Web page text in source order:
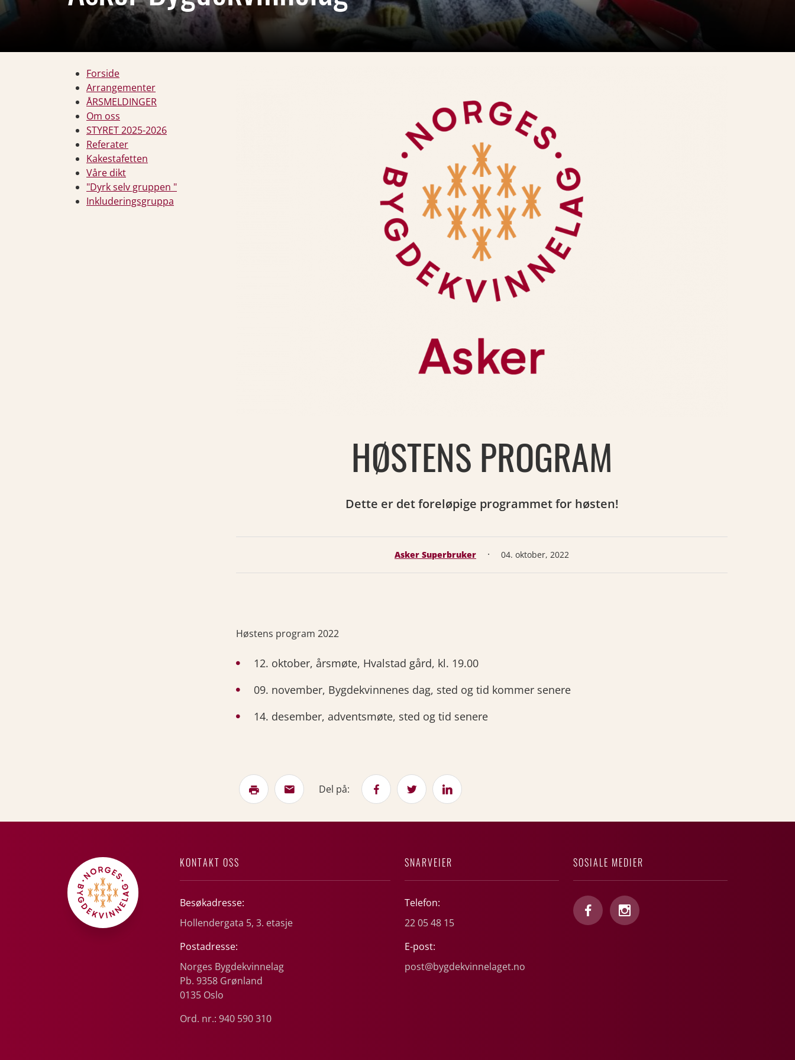
Forside
Arrangementer
ÅRSMELDINGER
Om oss
STYRET 2025-2026
Referater
Kakestafetten
Våre dikt
"Dyrk selv gruppen "
Inkluderingsgruppa
HØSTENS PROGRAM
Dette er det foreløpige programmet for høsten!
Asker Superbruker · 04. oktober, 2022
Høstens program 2022
12. oktober, årsmøte, Hvalstad gård, kl. 19.00
09. november, Bygdekvinnenes dag, sted og tid kommer senere
14. desember, adventsmøte, sted og tid senere
Del på:
KONTAKT OSS
Besøkadresse:
Hollendergata 5, 3. etasje
Postadresse:
Norges Bygdekvinnelag
Pb. 9358 Grønland
0135 Oslo
Ord. nr.: 940 590 310
SNARVEIER
Telefon:
22 05 48 15
E-post:
post@bygdekvinnelaget.no
SOSIALE MEDIER